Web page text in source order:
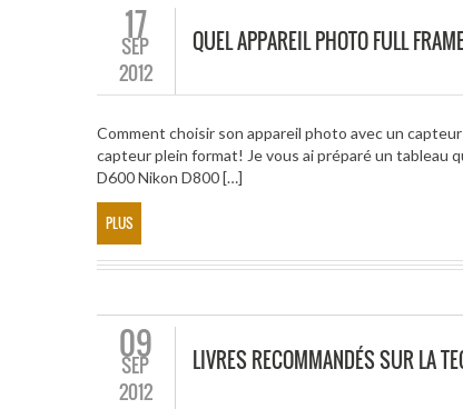
17
SEP
2012
QUEL APPAREIL PHOTO FULL
Comment choisir son appareil photo avec un
capteur plein format! Je vous ai préparé un tableau
D600 Nikon D800 […]
PLUS
09
SEP
2012
LIVRES RECOMMANDÉS SUR LA